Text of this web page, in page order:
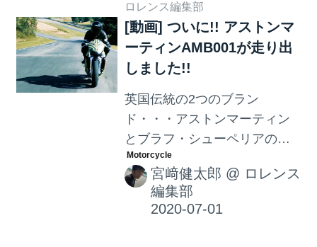
ロレンス編集部
[動画] ついに!! アストンマ
ーティンAMB001が走り出
しました!!
英国伝統の2つのブラン
ド・・・アストンマーティン
とブラフ・シューペリアのコ
ラボにより誕生したAMB001の
走行動画が、ついに公開され
ました!! 997ccの8バルブ88度V
ツイン＋ターボチャージャー
宮﨑健太郎 @ ロレンス
編集部